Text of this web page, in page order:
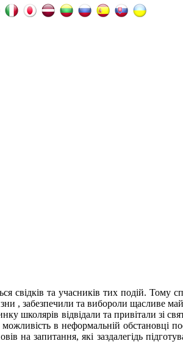
свідків та учасників тих подій.
, забезпечили та вибороли щасливе
відвідали та привітали зі
в неформальній обстановці
на запитання, які заздалегідь